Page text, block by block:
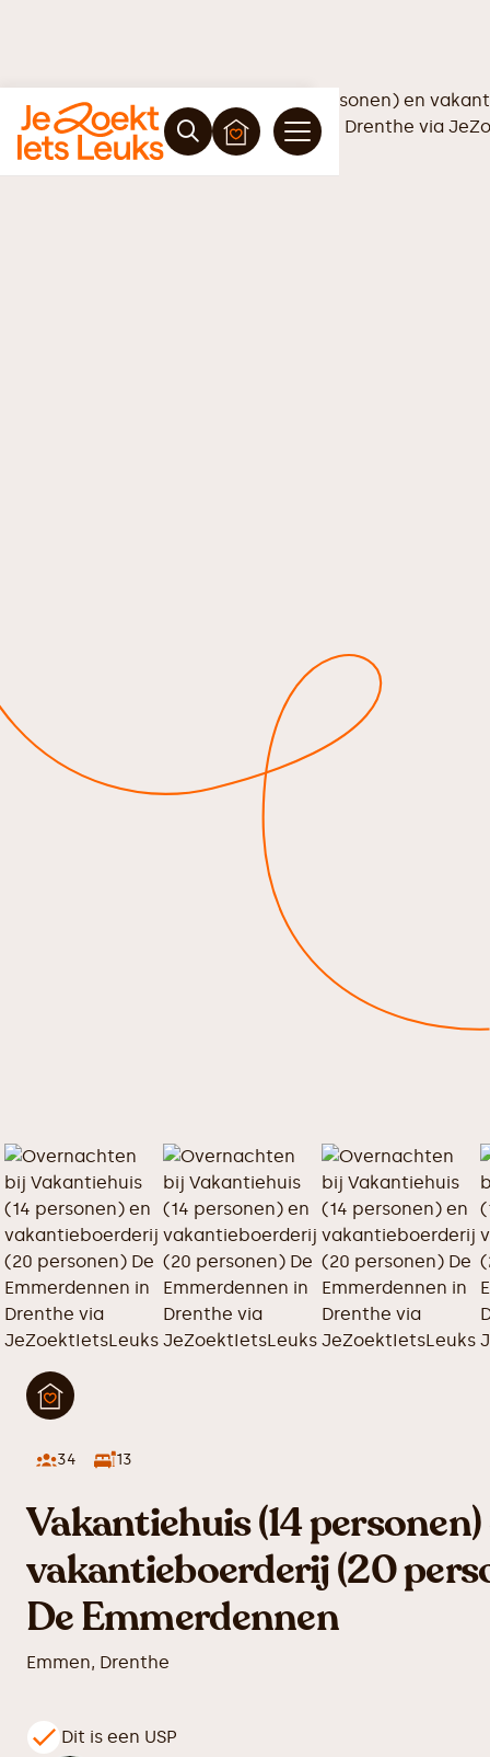
Vrijblijvende offerte
34 13
Vakantiehuis (14
vakantieboerderij (20
De Emmerdennen
Emmen, Drenthe
Dit is een USP